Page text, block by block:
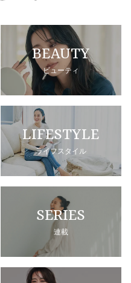
BEAUTY
ビューティ
LIFESTYLE
ライフスタイル
SERIES
連載